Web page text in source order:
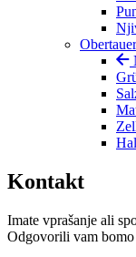
Kontakt
Imate vprašanje ali
Odgovorili vam bomo